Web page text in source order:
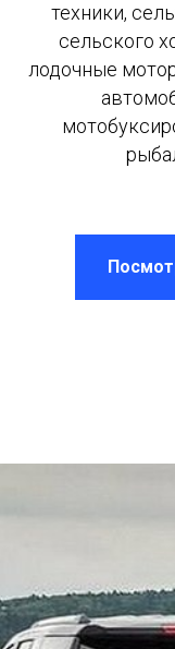
техники,
сельского
лодочные